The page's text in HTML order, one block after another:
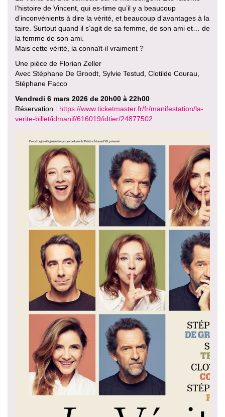
l’histoire de Vincent, qui es-time qu’il y a beaucoup
d’inconvénients à dire la vérité, et beaucoup d’avantages à la
taire. Surtout quand il s’agit de sa femme, de son ami et… de
la femme de son ami.
Mais cette vérité, la connaît-il vraiment ?
Une pièce de Florian Zeller
Avec Stéphane De Groodt, Sylvie Testud, Clotilde Courau,
Stéphane Facco
Vendredi 6 mars 2026 de 20h00 à 22h00
Réservation : https://www.ticketmaster.fr/fr/manifestation/la-
verite-billet/idmanif/616019/idtier/24877502